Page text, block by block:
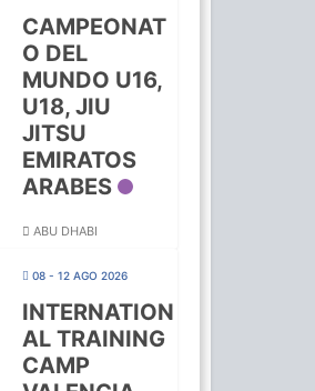
CAMPEONAT
O DEL
MUNDO U16,
U18, JIU
JITSU
EMIRATOS
ARABES
ABU DHABI
08 - 12 AGO 2026
INTERNATION
AL TRAINING
CAMP